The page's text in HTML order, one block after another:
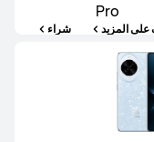
Pro
المزيد شراء